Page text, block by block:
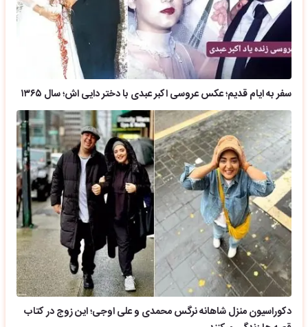
سفر به ایام قدیم؛ عکس عروسی اکبر عبدی با دختر دایی اش؛ سال ۱۳۶۵
دکوراسیون منزل شاهانه نرگس محمدی و علی اوجی؛ این زوج در کتاب